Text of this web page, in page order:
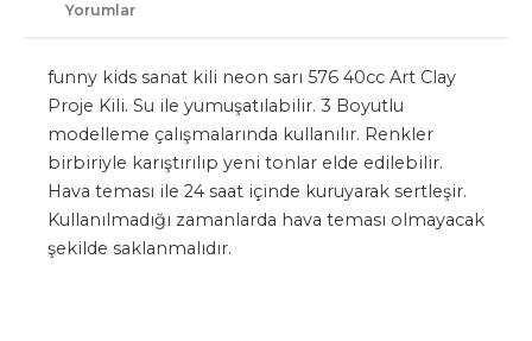
Yorumlar
funny kids sanat kili neon sarı 576 40cc Art Clay
Proje Kili. Su ile yumuşatılabilir. 3 Boyutlu
modelleme çalışmalarında kullanılır. Renkler
birbiriyle karıştırılıp yeni tonlar elde edilebilir.
Hava teması ile 24 saat içinde kuruyarak sertleşir.
Kullanılmadığı zamanlarda hava teması olmayacak
şekilde saklanmalıdır.